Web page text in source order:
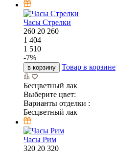
Часы Стрелки
260 20 260
1 404
1 510
-7%
в корзину Товар в корзине
Бесцветный лак
Выберите цвет:
Варианты отделки :
Бесцветный лак
Часы Рим
320 20 320